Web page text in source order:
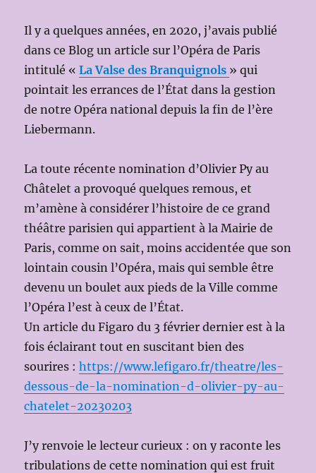
Il y a quelques années, en 2020, j’avais publié
dans ce Blog un article sur l’Opéra de Paris
intitulé «La Valse des Branquignols » qui
pointait les errances de l’État dans la gestion
de notre Opéra national depuis la fin de l’ère
Liebermann.
La toute récente nomination d’Olivier Py au
Châtelet a provoqué quelques remous, et
m’amène à considérer l’histoire de ce grand
théâtre parisien qui appartient à la Mairie de
Paris, comme on sait, moins accidentée que son
lointain cousin l’Opéra, mais qui semble être
devenu un boulet aux pieds de la Ville comme
l’Opéra l’est à ceux de l’État.
Un article du Figaro du 3 février dernier est à la
fois éclairant tout en suscitant bien des
sourires :https://www.lefigaro.fr/theatre/les-
dessous-de-la-nomination-d-olivier-py-au-
chatelet-20230203
J’y renvoie le lecteur curieux : on y raconte les
tribulations de cette nomination qui est fruit